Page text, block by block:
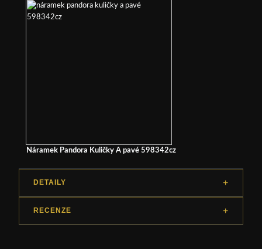
Náramek Pandora Kuličky A pavé 598342cz
DETAILY
RECENZE